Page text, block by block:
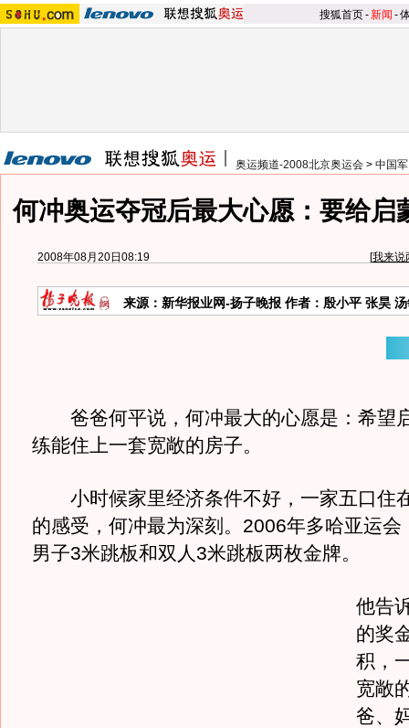
搜狐首页-新闻 -
奥运频道-2008北京奥运会 > 中国
何冲奥运夺冠后最大心愿：要给启
2008年08月20日08:19 [我来说
来源：新华报业网-扬子晚报 作者：殷小平 张昊
爸爸何平说，何冲最大的心愿是：希望
练能住上一套宽敞的房子。
小时候家里经济条件不好，一家五口住
的感受，何冲最为深刻。2006年多哈亚运会
男子3米跳板和双人3米跳板两枚金牌。
他告
的奖
积，
宽敞
爸、